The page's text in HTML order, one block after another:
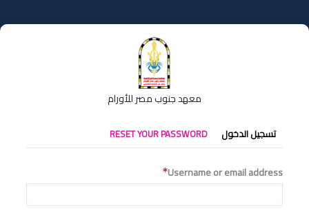
إلى
المحتوى
معهد جنوب مصر للأورام
التبويبات
الأساسية
تسجيل الدخول RESET YOUR PASSWORD
Username or email address